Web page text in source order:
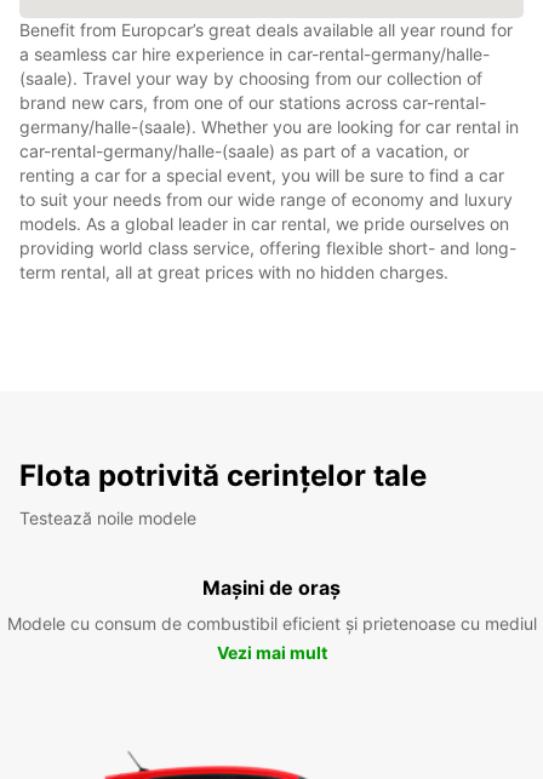
Benefit from Europcar’s great deals available all year round for
a seamless car hire experience in car-rental-germany/halle-
(saale). Travel your way by choosing from our collection of
brand new cars, from one of our stations across car-rental-
germany/halle-(saale). Whether you are looking for car rental in
car-rental-germany/halle-(saale) as part of a vacation, or
renting a car for a special event, you will be sure to find a car
to suit your needs from our wide range of economy and luxury
models. As a global leader in car rental, we pride ourselves on
providing world class service, offering flexible short- and long-
term rental, all at great prices with no hidden charges.
Flota potrivită cerințelor tale
Testează noile modele
Mașini de oraș
Modele cu consum de combustibil eficient și prietenoase cu mediul
Vezi mai mult